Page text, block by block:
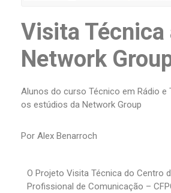
Visita Técnica
Network
Alunos do curso Técnico em Rádio e
os estúdios da Network Group
Por Alex Benarroch
O Projeto Visita Técnica do Centro
Profissional de Comunicação –